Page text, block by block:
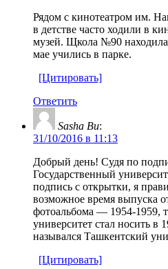
Рядом с кинотеатром им.
в детстве часто ходили в
музей. Щкола №90
мае учились в парке.
[Цитировать]
Ответить
Sasha Bu:
31/10/2016 в 11:13
Добрый день! Судя по
Государственный
подпись с открытки, я
возможное время выпуска
фотоальбома — 1954-1959,
университет стал носить
назывался Ташкентский
[Цитировать]